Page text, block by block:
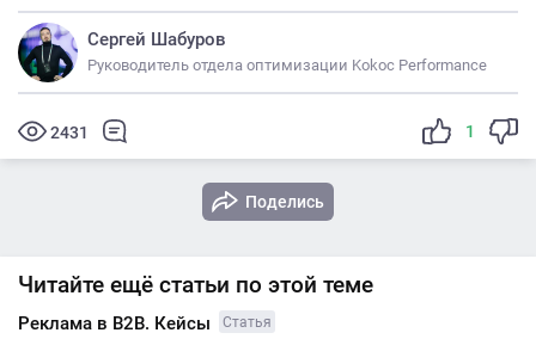
Сергей Шабуров
Руководитель отдела оптимизации Kokoc Performance
2431 1
Поделись
Читайте ещё статьи по этой теме
Реклама в B2B. Кейсы Статья